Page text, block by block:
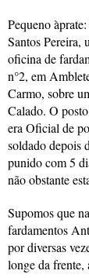
Pequeno
Santos Pereira,
oficina de
n°2, em
Carmo, sobre
Calado. O
era Oficial de
soldado depois
punido com 5
não obstante
Supomos que
fardamentos
por diversas
longe da frente,